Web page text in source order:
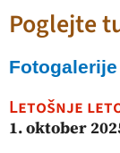
Poglejte
Fotogalerije
Letošnje
1. oktober